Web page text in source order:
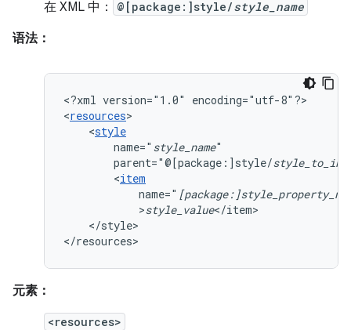
在 XML 中：
@[package:]style/style_name
语法：
<?xml version="1.0"
encoding="utf-8"?>
<resources
<style
name=" style_name
parent="@[package:]style/
<item
name="
>style_value
</style>
</resources>
元素：
<resources>